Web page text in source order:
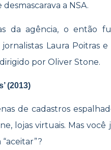
a NSA.
da agência, o então
Laura Poitras e
por Oliver Stone.
(2013)
de cadastros
lojas virtuais. Mas